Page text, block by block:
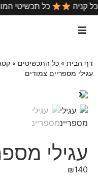
קניה כל תכשיטי
דף הבית » כל התכשיטים »
עגילי מספריים צמודים
עגילי
₪140